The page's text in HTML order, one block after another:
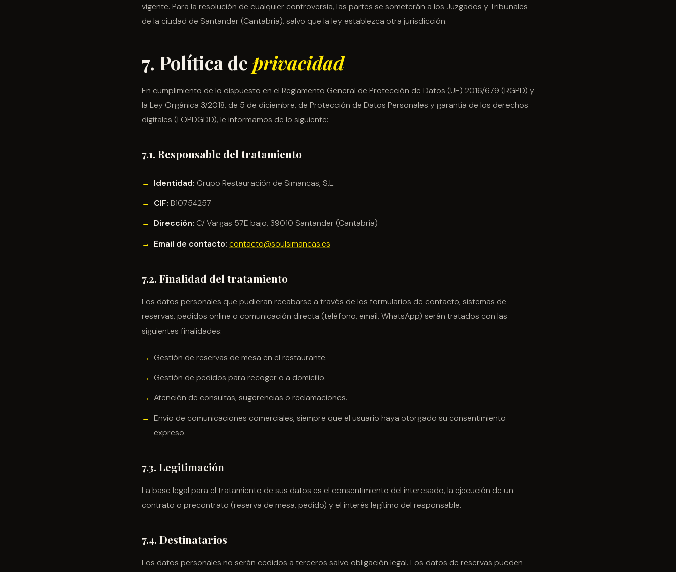
vigente. Para la resolución de cualquier controversia, las partes se someterán a los Juzgados y Tribunales
de la ciudad de Santander (Cantabria), salvo que la ley establezca otra jurisdicción.
7. Política de privacidad
En cumplimiento de lo dispuesto en el Reglamento General de Protección de Datos (UE) 2016/679 (RGPD) y
la Ley Orgánica 3/2018, de 5 de diciembre, de Protección de Datos Personales y garantía de los derechos
digitales (LOPDGDD), le informamos de lo siguiente:
7.1. Responsable del tratamiento
Identidad: Grupo Restauración de Simancas, S.L.
CIF: B10754257
Dirección: C/ Vargas 57E bajo, 39010 Santander (Cantabria)
Email de contacto: contacto@soulsimancas.es
7.2. Finalidad del tratamiento
Los datos personales que pudieran recabarse a través de los formularios de contacto, sistemas de
reservas, pedidos online o comunicación directa (teléfono, email, WhatsApp) serán tratados con las
siguientes finalidades:
Gestión de reservas de mesa en el restaurante.
Gestión de pedidos para recoger o a domicilio.
Atención de consultas, sugerencias o reclamaciones.
Envío de comunicaciones comerciales, siempre que el usuario haya otorgado su consentimiento
expreso.
7.3. Legitimación
La base legal para el tratamiento de sus datos es el consentimiento del interesado, la ejecución de un
contrato o precontrato (reserva de mesa, pedido) y el interés legítimo del responsable.
7.4. Destinatarios
Los datos personales no serán cedidos a terceros salvo obligación legal. Los datos de reservas pueden